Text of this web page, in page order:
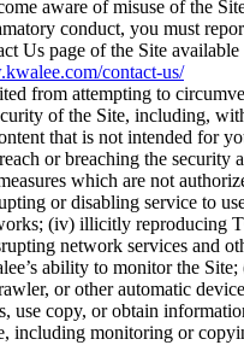
aware of misuse of the
conduct, you must
Us page of the Site available
contact-us/
from attempting to
of the Site, including,
that is not intended for
or breaching the security
which are not
or disabling service to
(iv) illicitly reproducing
network services and
ability to monitor the
or other automatic
use copy, or obtain
including monitoring or